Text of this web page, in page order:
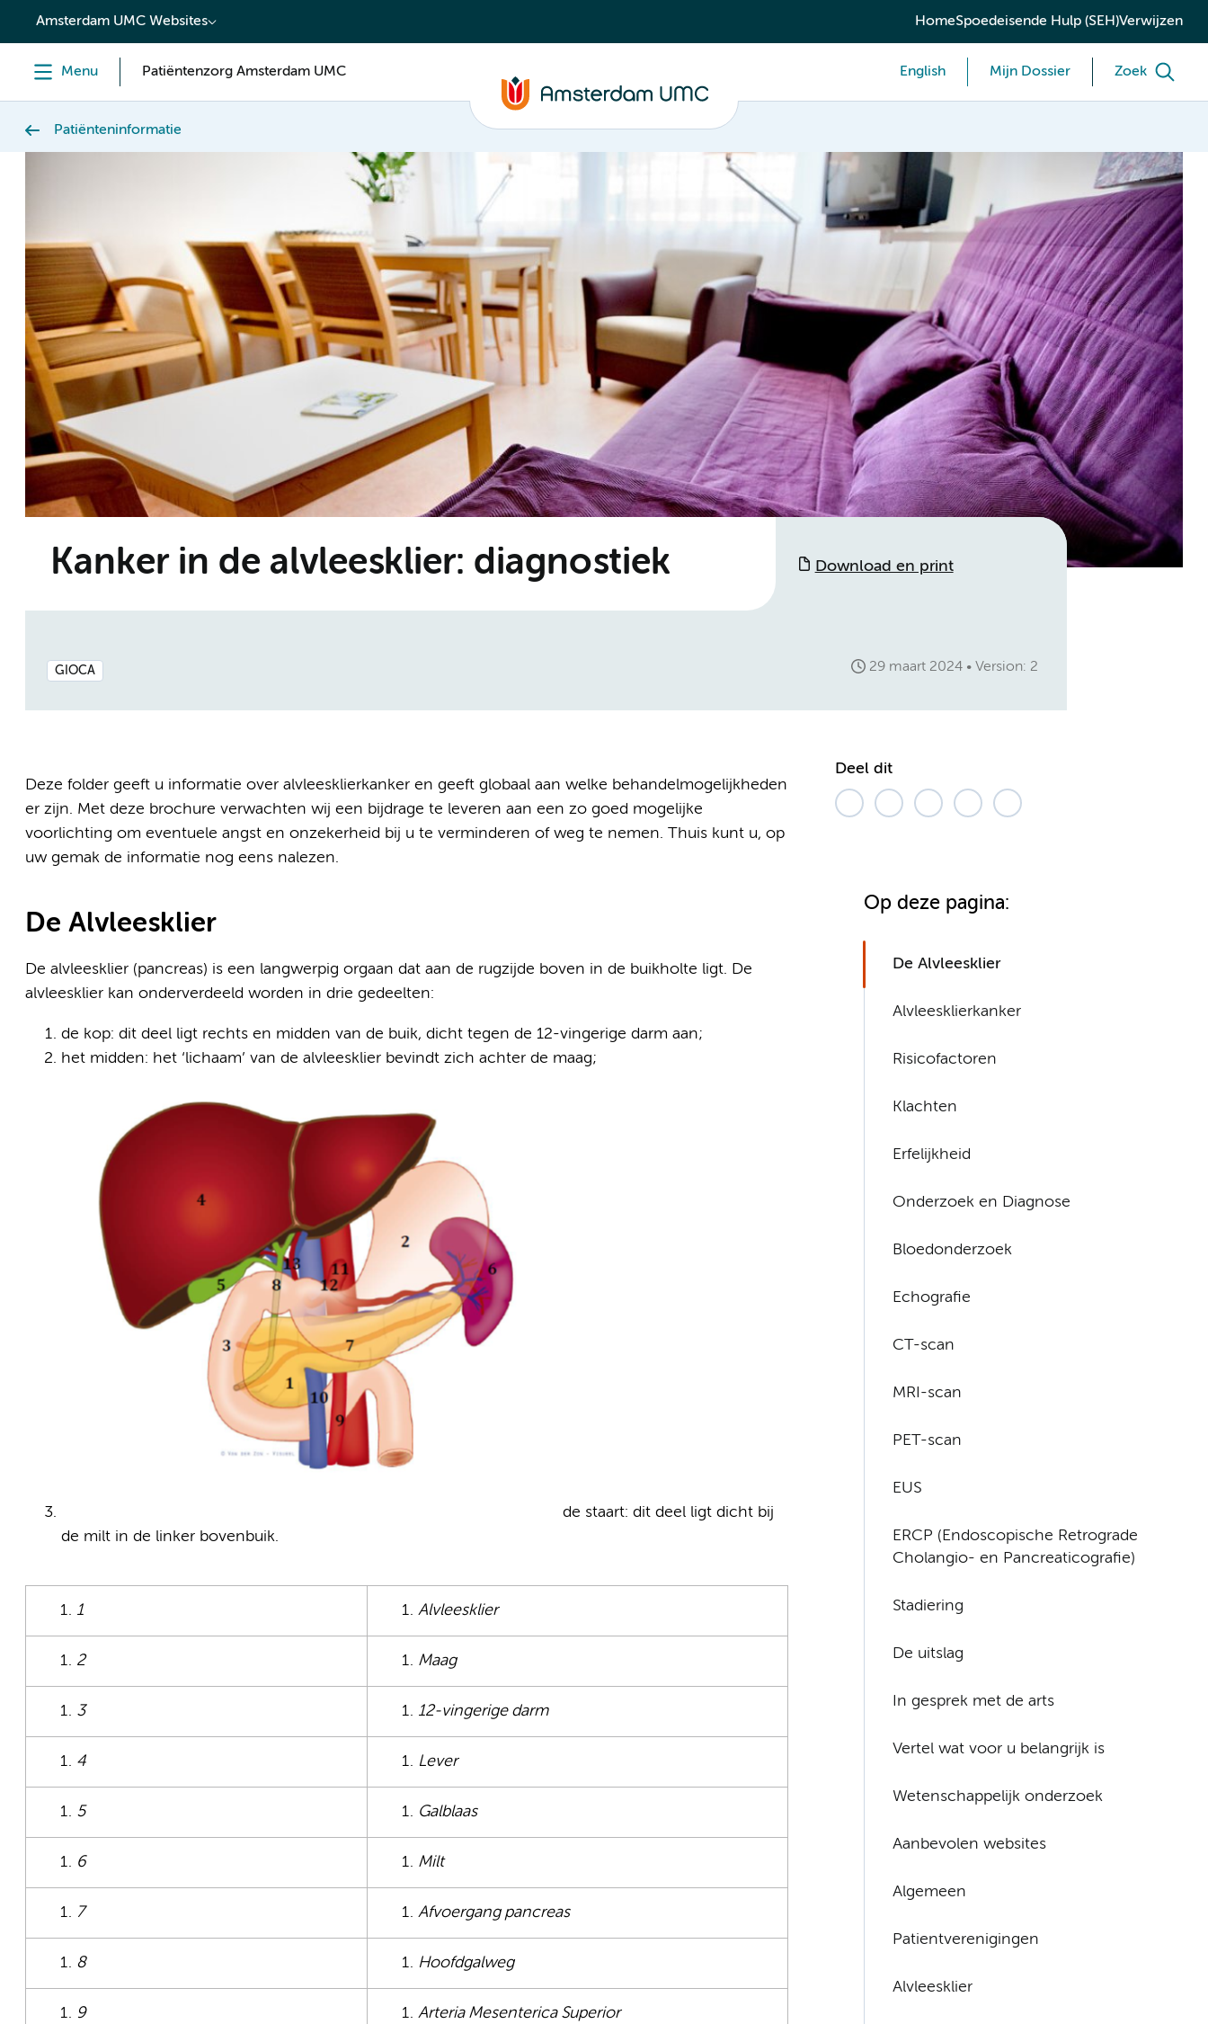
content
Amsterdam UMC Websites HomeSpoedeisende Hulp (SEH)Verwijzen
Menu Patiëntenzorg Amsterdam UMC English Mijn Dossier Zoek
Patiënteninformatie
Kanker in de alvleesklier: diagnostiek Download en print
GIOCA 29 maart 2024 Version: 2
Deze folder geeft u informatie over alvleesklierkanker en geeft globaal aan welke behandelmogelijkheden
er zijn. Met deze brochure verwachten wij een bijdrage te leveren aan een zo goed mogelijke
voorlichting om eventuele angst en onzekerheid bij u te verminderen of weg te nemen. Thuis kunt u, op
uw gemak de informatie nog eens nalezen.
De Alvleesklier
De alvleesklier (pancreas) is een langwerpig orgaan dat aan de rugzijde boven in de buikholte ligt. De
alvleesklier kan onderverdeeld worden in drie gedeelten:
de kop: dit deel ligt rechts en midden van de buik, dicht tegen de 12-vingerige darm aan;
het midden: het ‘lichaam’ van de alvleesklier bevindt zich achter de maag;
de staart: dit deel ligt dicht bij
de milt in de linker bovenbuik.
1 Alvleesklier
2 Maag
3 12-vingerige darm
4 Lever
5 Galblaas
6 Milt
7 Afvoergang pancreas
8 Hoofdgalweg
9 Arteria Mesenterica Superior
Deel dit
Op deze pagina:
De Alvleesklier
Alvleesklierkanker
Risicofactoren
Klachten
Erfelijkheid
Onderzoek en Diagnose
Bloedonderzoek
Echografie
CT-scan
MRI-scan
PET-scan
EUS
ERCP (Endoscopische Retrograde
Cholangio- en Pancreaticografie)
Stadiering
De uitslag
In gesprek met de arts
Vertel wat voor u belangrijk is
Wetenschappelijk onderzoek
Aanbevolen websites
Algemeen
Patientverenigingen
Alvleesklier